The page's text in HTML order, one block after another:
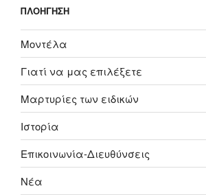
ΠΛΟΗΓΗΣΗ
Μοντέλα
Γιατί να μας επιλέξετε
Μαρτυρίες των ειδικών
Ιστορία
Επικοινωνία-Διευθύνσεις
Nέα